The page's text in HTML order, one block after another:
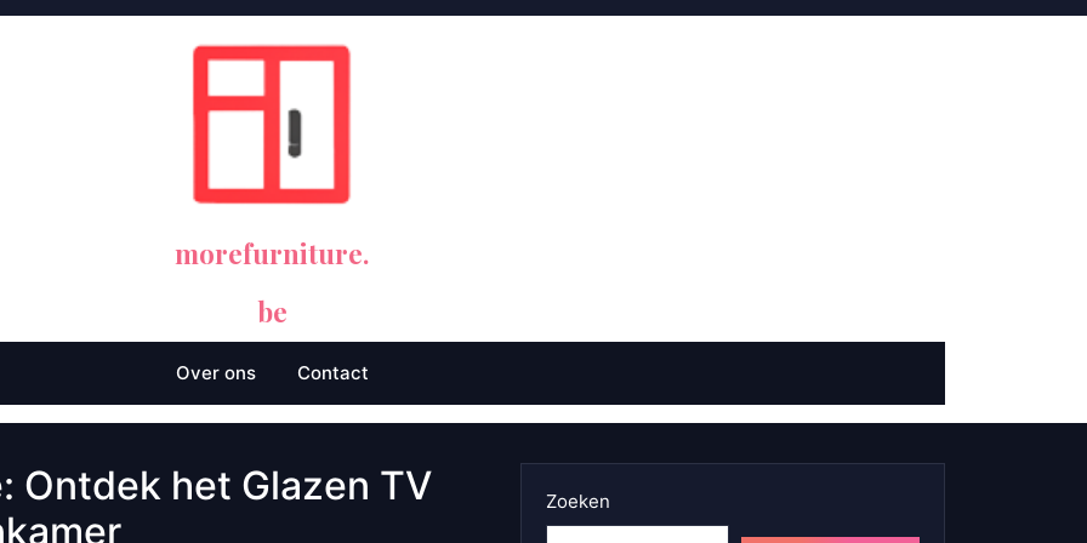
morefurniture.
be
Over ons Contact
Ontdek het Glazen TV
Zoeken